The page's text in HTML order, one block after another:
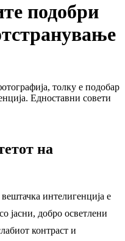
подобри
толку е подобар
Едноставни совети
на
интелигенција е
јасни, добро осветлени
контраст и